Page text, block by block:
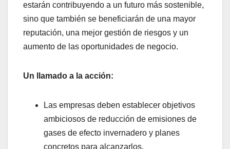
estarán contribuyendo a un futuro más sostenible,
sino que también se beneficiarán de una mayor
reputación, una mejor gestión de riesgos y un
aumento de las oportunidades de negocio.
Un llamado a la acción:
Las empresas deben establecer objetivos
ambiciosos de reducción de emisiones de
gases de efecto invernadero y planes
concretos para alcanzarlos.